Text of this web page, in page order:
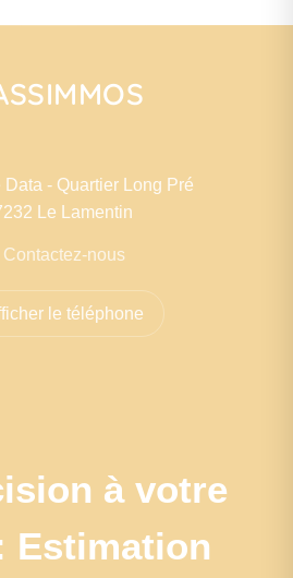
Data - Quartier Long Pré
Le Lamentin
Contactez-nous
le téléphone
à votre
Estimation